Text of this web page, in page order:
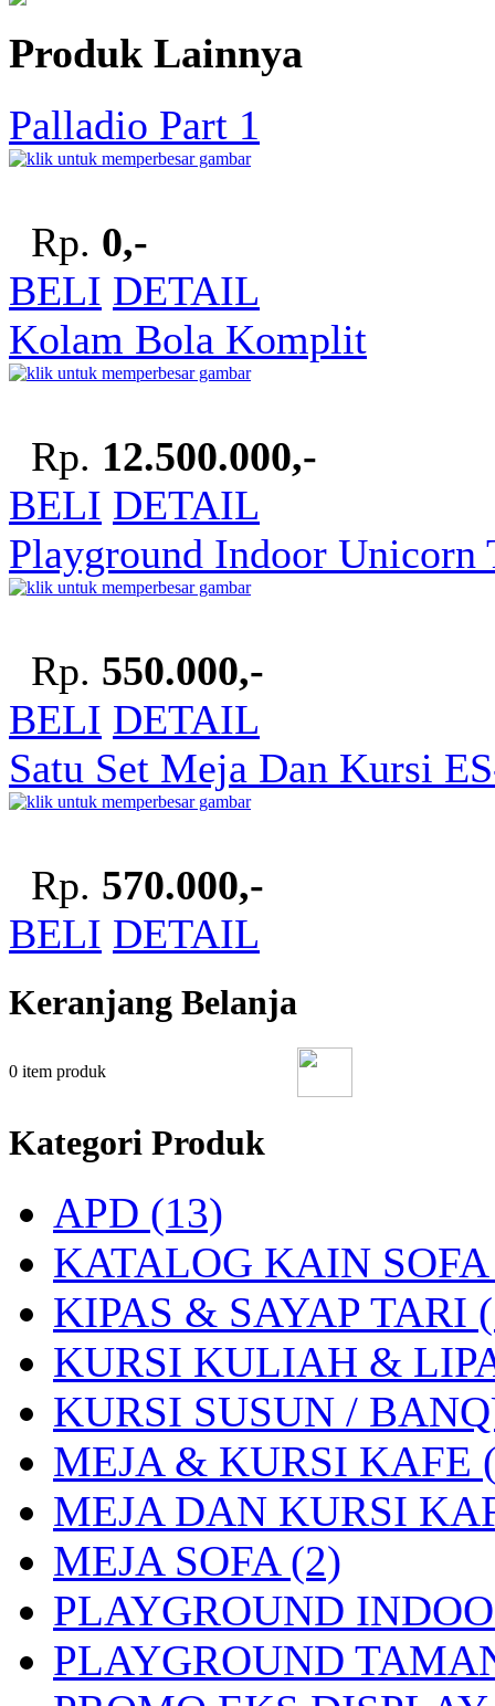
Produk Lainnya
Palladio Part 1
Rp. 0,-
BELI DETAIL
Kolam Bola Komplit
Rp. 12.500.000,-
BELI DETAIL
Playground Indoor Unicorn
Rp. 550.000,-
BELI DETAIL
Satu Set Meja Dan Kursi
Rp. 570.000,-
BELI DETAIL
Keranjang Belanja
0 item produk
Kategori Produk
APD (13)
KATALOG KAIN
KIPAS & SAYAP TARI
KURSI KULIAH &
KURSI SUSUN /
MEJA & KURSI KAFE
MEJA DAN KURSI
MEJA SOFA (2)
PLAYGROUND
PLAYGROUND